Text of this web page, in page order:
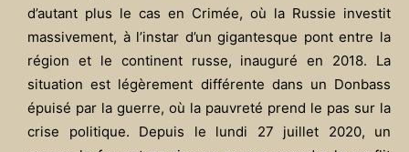
d’autant plus le cas en Crimée, où la Russie investit
massivement, à l’instar d’un gigantesque pont entre la
région et le continent russe, inauguré en 2018. La
situation est légèrement différente dans un Donbass
épuisé par la guerre, où la pauvreté prend le pas sur la
crise politique. Depuis le lundi 27 juillet 2020, un